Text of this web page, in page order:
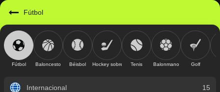
Fútbol
Fútbol Baloncesto Béisbol Hockey sobre hieloTenis Balonmano Golf
Internacional 15
https://mobile.geniusbet.sv/sport/detail/futbol?id=1